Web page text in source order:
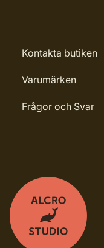
Kontakta butiken
Varumärken
Frågor och Svar